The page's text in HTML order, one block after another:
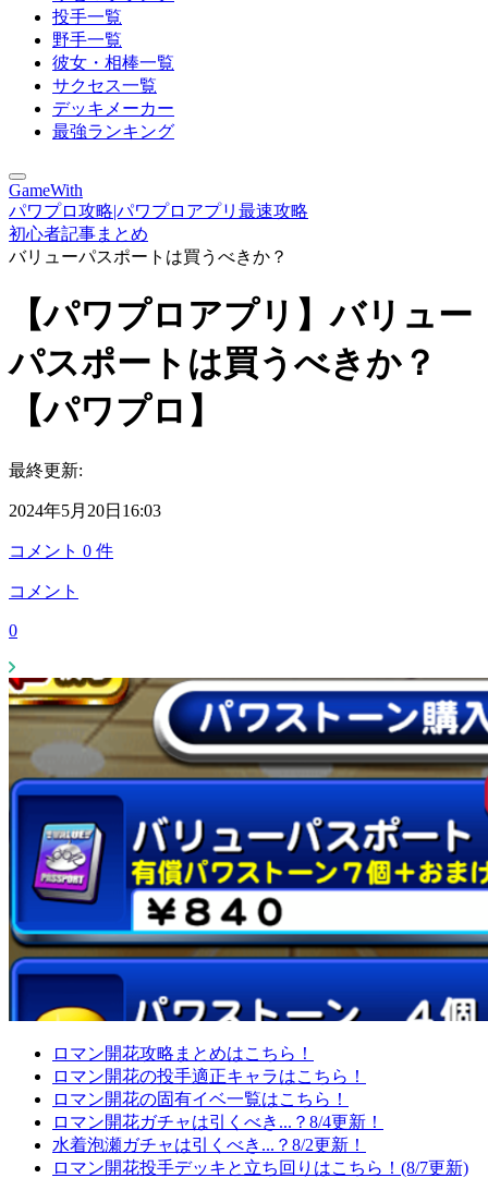
投手一覧
野手一覧
彼女・相棒一覧
サクセス一覧
デッキメーカー
最強ランキング
GameWith
パワプロ攻略|パワプロアプリ最速攻略
初心者記事まとめ
バリューパスポートは買うべきか？
【パワプロアプリ】バリュー
パスポートは買うべきか？
【パワプロ】
最終更新:
2024年5月20日16:03
コメント 0 件
コメント
0
ロマン開花攻略まとめはこちら！
ロマン開花の投手適正キャラはこちら！
ロマン開花の固有イベ一覧はこちら！
ロマン開花ガチャは引くべき...？8/4更新！
水着泡瀬ガチャは引くべき...？8/2更新！
ロマン開花投手デッキと立ち回りはこちら！(8/7更新)